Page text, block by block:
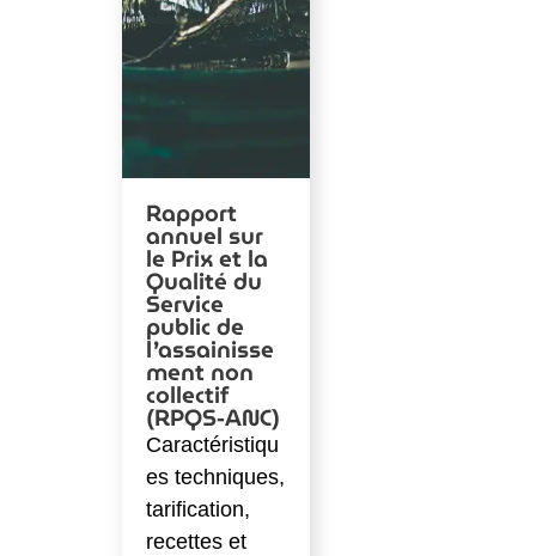
Rapport
annuel sur
le Prix et la
Qualité du
Service
public de
l’assainisse
ment non
collectif
(RPQS-ANC)
Caractéristiqu
es techniques,
tarification,
recettes et